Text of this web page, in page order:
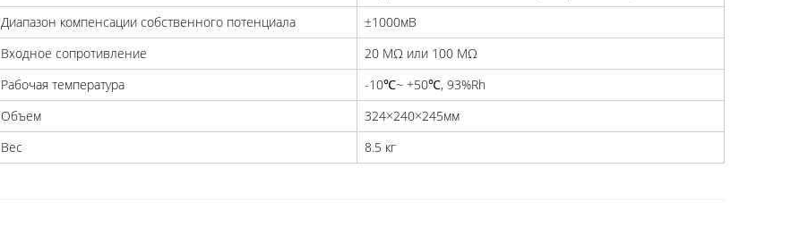
Диапазон компенсации собственного потенциала
±1000мВ
Входное сопротивление
20 MΩ или 100 MΩ
Рабочая температура
-10℃~ +50℃, 93%Rh
Объем
324×240×245мм
Вес
8.5 кг